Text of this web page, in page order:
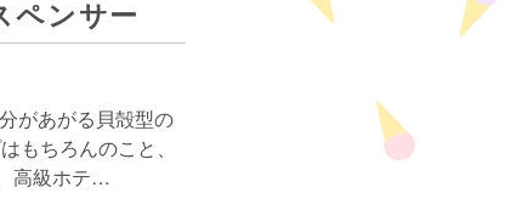
ペンサー
があがる貝殻型の
もちろんのこと、
高級ホテ…